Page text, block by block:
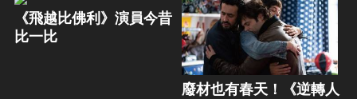
《飛越比佛利》演員今昔
比一比
廢材也有春天！《逆轉人